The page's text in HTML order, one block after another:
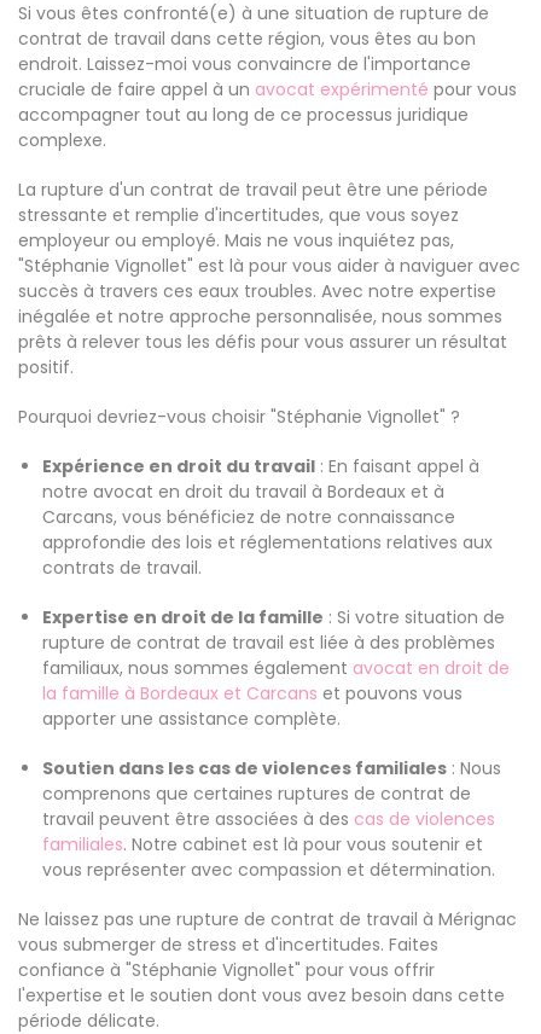
Si vous êtes confronté(e) à une situation de rupture de
contrat de travail dans cette région, vous êtes au bon
endroit. Laissez-moi vous convaincre de l'importance
cruciale de faire appel à un avocat expérimenté pour vous
accompagner tout au long de ce processus juridique
complexe.
La rupture d'un contrat de travail peut être une période
stressante et remplie d'incertitudes, que vous soyez
employeur ou employé. Mais ne vous inquiétez pas,
"Stéphanie Vignollet" est là pour vous aider à naviguer avec
succès à travers ces eaux troubles. Avec notre expertise
inégalée et notre approche personnalisée, nous sommes
prêts à relever tous les défis pour vous assurer un résultat
positif.
Pourquoi devriez-vous choisir "Stéphanie Vignollet" ?
Expérience en droit du travail : En faisant appel à
notre avocat en droit du travail à Bordeaux et à
Carcans, vous bénéficiez de notre connaissance
approfondie des lois et réglementations relatives aux
contrats de travail.
Expertise en droit de la famille : Si votre situation de
rupture de contrat de travail est liée à des problèmes
familiaux, nous sommes également avocat en droit de
la famille à Bordeaux et Carcans et pouvons vous
apporter une assistance complète.
Soutien dans les cas de violences familiales : Nous
comprenons que certaines ruptures de contrat de
travail peuvent être associées à des cas de violences
familiales. Notre cabinet est là pour vous soutenir et
vous représenter avec compassion et détermination.
Ne laissez pas une rupture de contrat de travail à Mérignac
vous submerger de stress et d'incertitudes. Faites
confiance à "Stéphanie Vignollet" pour vous offrir
l'expertise et le soutien dont vous avez besoin dans cette
période délicate.